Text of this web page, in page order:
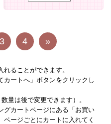
3 4 »
ることができます。
カートへ」ボタンをクリックし
量は後で変更できます）。
グカートページにある「お買い
ージごとにカートに入れてく